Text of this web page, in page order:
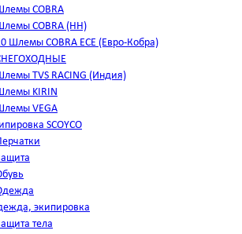
COBRA
COBRA (HH)
Шлемы COBRA ECE (Евро-Кобра)
TVS RACING (Индия)
KIRIN
VEGA
SCOYCO
экипировка
тела